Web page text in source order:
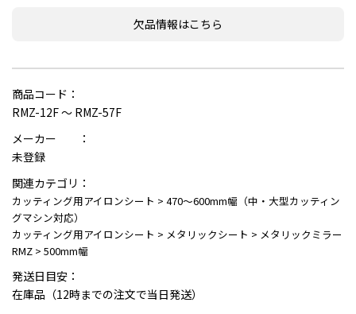
欠品情報はこちら
商品コード：
RMZ-12F ～ RMZ-57F
メーカー ：
未登録
関連カテゴリ：
カッティング用アイロンシート > 470～600mm幅（中・大型カッティン
グマシン対応）
カッティング用アイロンシート > メタリックシート > メタリックミラー
RMZ > 500mm幅
発送日目安：
在庫品（12時までの注文で当日発送）